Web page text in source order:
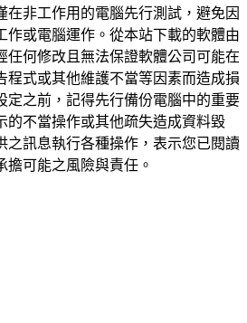
在非工作用的電腦先行測試，避免因
作或電腦運作。從本站下載的軟體由
任何修改且無法保證軟體公司可能在
程式或其他維護不當等因素而造成損
定之前，記得先行備份電腦中的重要
的不當操作或其他疏失造成資料毀
之訊息執行各種操作，表示您已閱讀
擔可能之風險與責任。